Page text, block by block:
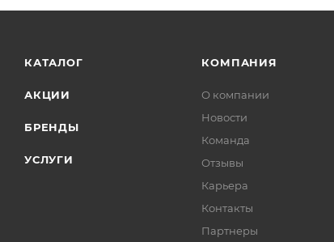
КАТАЛОГ
АКЦИИ
БРЕНДЫ
УСЛУГИ
КОМПАНИЯ
О компании
Новости
Команда
Отзывы
Карьера
Контакты
Партнеры